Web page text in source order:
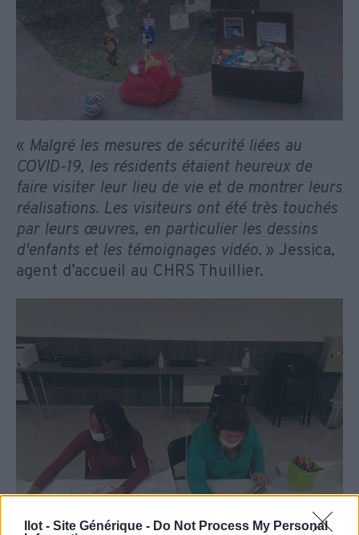
Ilot - Site Générique - Do Not Process My Personal
« Malgré les mesures de sécurité liées au
COVID-19, les résidents étaient heureux de
faire visiter leur lieu de vie et de montrer leurs
réalisations. Les visiteurs ont été très touchés
par leurs œuvres, en particulier les dessins
d'enfants et les témoignages vidéo. » Jessica,
agent d’accueil au CHRS Thuillier.